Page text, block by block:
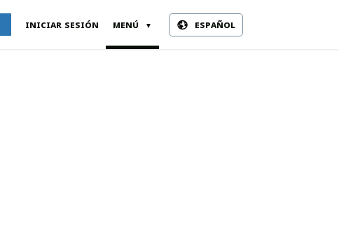
iniciar sesión menú ▼ español